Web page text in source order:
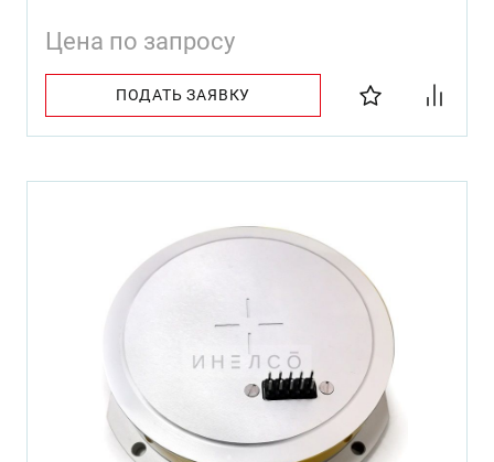
Цена по запросу
ПОДАТЬ ЗАЯВКУ